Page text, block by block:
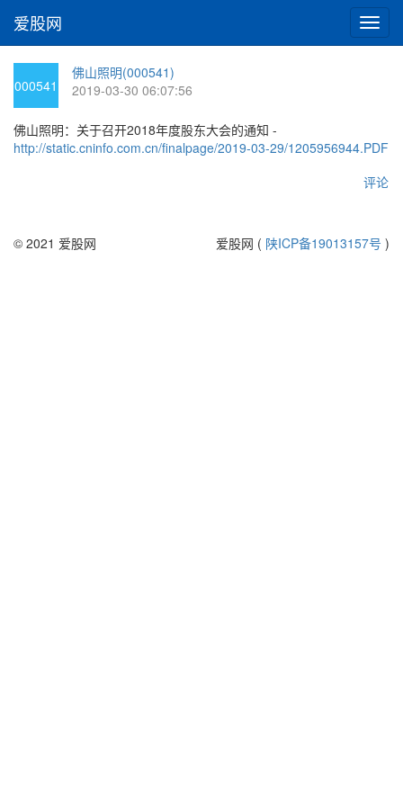
切
换
爱股网
000541
佛山照明(000541)
2019-03-30 06:07:56
佛山照明：关于召开2018年度股东大会的通知 -
http://static.cninfo.com.cn/finalpage/2019-03-29/1205956944.PDF
评论
© 2021 爱股网 爱股网 ( 陕ICP备19013157号 )